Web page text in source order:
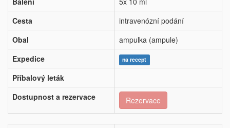
Cesta
intravenózní podání
Obal
ampulka (ampule)
Expedice
na recept
Příbalový leták
Dostupnost a rezervace
Rezervace